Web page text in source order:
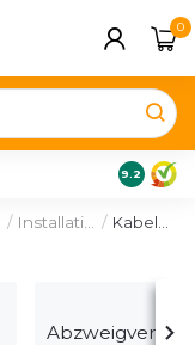
0
9.2
/ Installationsmaterial /